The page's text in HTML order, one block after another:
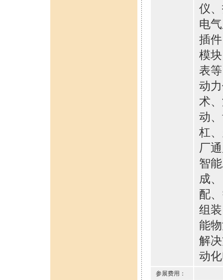
仪
电
插
模
表等
动
术
动
杠
厂
智
成
配
组
能
解
动
参展费用：